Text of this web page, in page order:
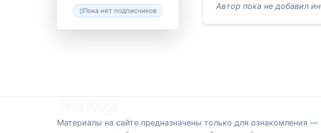
Пока нет подписчиков Автор пока не добавил
Материалы на сайте предназначены только для ознакомления